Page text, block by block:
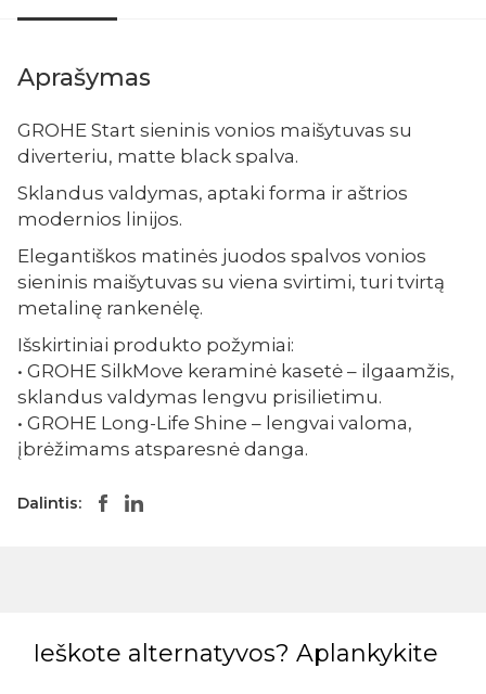
Aprašymas
GROHE Start sieninis vonios maišytuvas su
diverteriu, matte black spalva.
Sklandus valdymas, aptaki forma ir aštrios
modernios linijos.
Elegantiškos matinės juodos spalvos vonios
sieninis maišytuvas su viena svirtimi, turi tvirtą
metalinę rankenėlę.
Išskirtiniai produkto požymiai:
• GROHE SilkMove keraminė kasetė – ilgaamžis,
sklandus valdymas lengvu prisilietimu.
• GROHE Long-Life Shine – lengvai valoma,
įbrėžimams atsparesnė danga.
Dalintis:
Ieškote alternatyvos? Aplankykite